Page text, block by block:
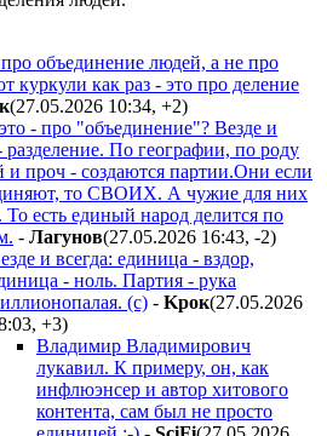
объединение людей, а не про
куркули как раз - это про деление
(27.05.2026 10:34, +2)
- про "объединение"? Везде и
разделение. По географии, по роду
и проч - создаются партии.Они если
то СВОИХ. А чужие для них
То есть единый народ делится по
- Лaгyнoв(27.05.2026 16:43, -2)
и всегда: единица - вздор,
- ноль. Партия - рука
(с) - Kpoк(27.05.2026
, +3)
Владимир Владимирович
лукавил. К примеру, он, как
инфлюэнсер и автор хитового
контента, сам был не просто